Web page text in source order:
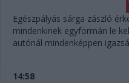
Egészpályás sárga zászló
mindenkinek egyformán le
autónál mindenképpen
14:58